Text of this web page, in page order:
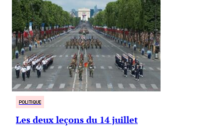
POLITIQUE
Les deux leçons du 14 juillet